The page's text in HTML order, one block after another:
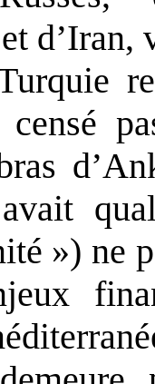
d’Iran,
censé
») ne